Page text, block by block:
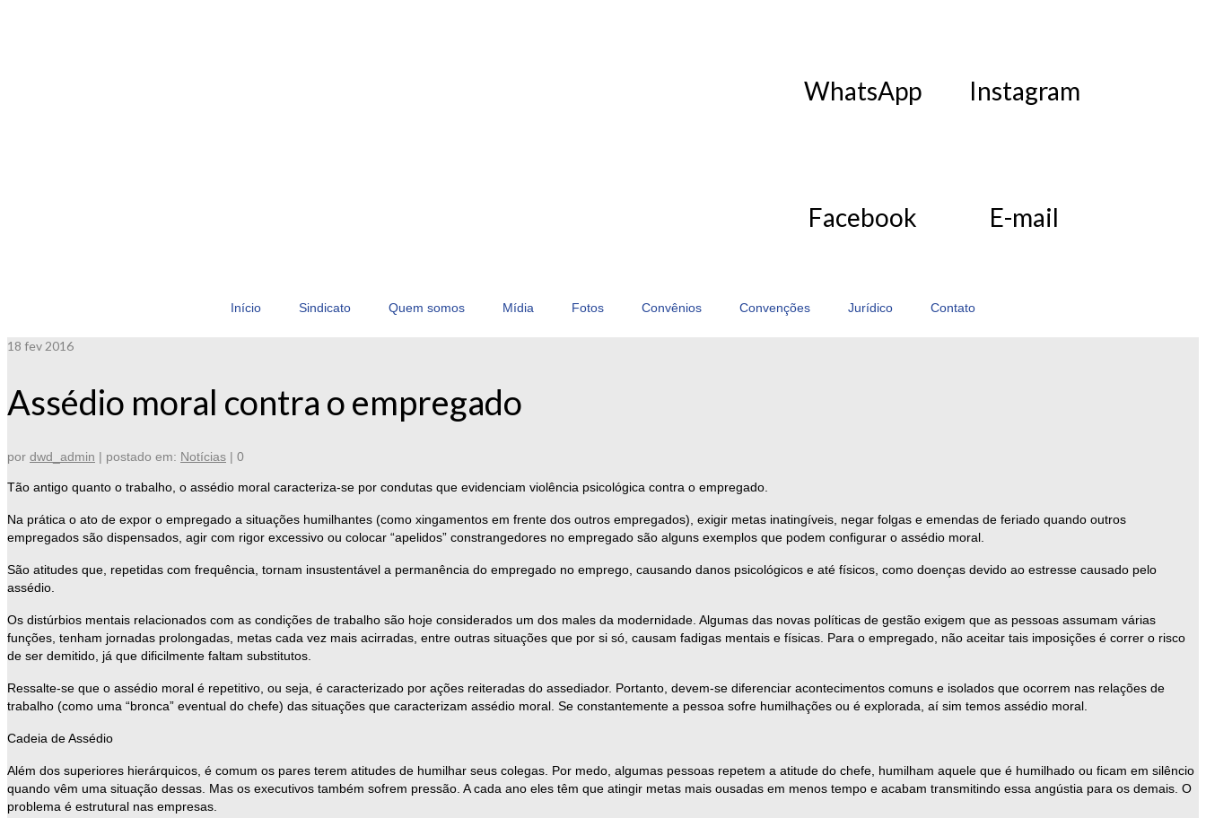
WhatsApp
Facebook
Instagram
E-mail
Início Sindicato Quem somos Mídia Fotos Convênios Convenções Jurídico Contato
18 fev 2016
Assédio moral contra o empregado
por dwd_admin | postado em: Notícias | 0
Tão antigo quanto o trabalho, o assédio moral caracteriza-se por condutas que evidenciam violência psicológica contra o empregado.
Na prática o ato de expor o empregado a situações humilhantes (como xingamentos em frente dos outros empregados), exigir metas inatingíveis, negar folgas e emendas de feriado quando outros
empregados são dispensados, agir com rigor excessivo ou colocar “apelidos” constrangedores no empregado são alguns exemplos que podem configurar o assédio moral.
São atitudes que, repetidas com frequência, tornam insustentável a permanência do empregado no emprego, causando danos psicológicos e até físicos, como doenças devido ao estresse causado pelo
assédio.
Os distúrbios mentais relacionados com as condições de trabalho são hoje considerados um dos males da modernidade. Algumas das novas políticas de gestão exigem que as pessoas assumam várias
funções, tenham jornadas prolongadas, metas cada vez mais acirradas, entre outras situações que por si só, causam fadigas mentais e físicas. Para o empregado, não aceitar tais imposições é correr o risco
de ser demitido, já que dificilmente faltam substitutos.
Ressalte-se que o assédio moral é repetitivo, ou seja, é caracterizado por ações reiteradas do assediador. Portanto, devem-se diferenciar acontecimentos comuns e isolados que ocorrem nas relações de
trabalho (como uma “bronca” eventual do chefe) das situações que caracterizam assédio moral. Se constantemente a pessoa sofre humilhações ou é explorada, aí sim temos assédio moral.
Cadeia de Assédio
Além dos superiores hierárquicos, é comum os pares terem atitudes de humilhar seus colegas. Por medo, algumas pessoas repetem a atitude do chefe, humilham aquele que é humilhado ou ficam em silêncio
quando vêm uma situação dessas. Mas os executivos também sofrem pressão. A cada ano eles têm que atingir metas mais ousadas em menos tempo e acabam transmitindo essa angústia para os demais. O
problema é estrutural nas empresas.